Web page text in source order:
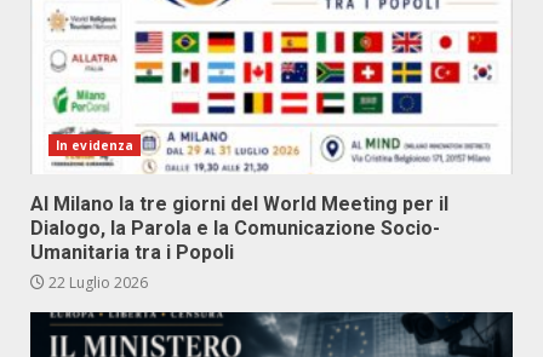
In evidenza
Al Milano la tre giorni del World Meeting per il
Dialogo, la Parola e la Comunicazione Socio-
Umanitaria tra i Popoli
22 Luglio 2026